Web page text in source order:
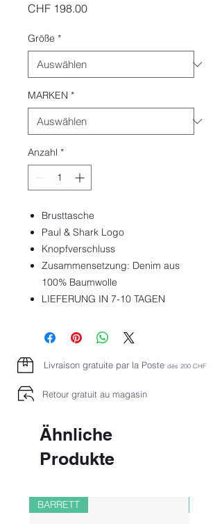
CHF 198.00Preis
Größe *
MARKEN *
Anzahl *
Brusttasche
Paul & Shark Logo
Knopfverschluss
Zusammensetzung: Denim aus
100% Baumwolle
LIEFERUNG IN 7-10 TAGEN
Livraison gratuite par la Poste dès 200 CHF
Retour gratuit au magasin
Ähnliche
Produkte
BARRETT